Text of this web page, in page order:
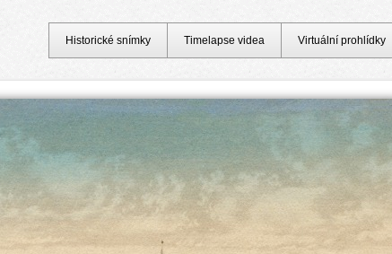
Historické snímky Timelapse videa Virtuální prohlídky